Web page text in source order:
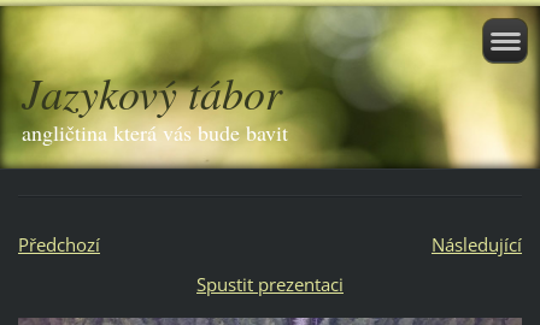
Jazykový tábor
angličtina která vás bude bavit
Předchozí
Následující
Spustit prezentaci